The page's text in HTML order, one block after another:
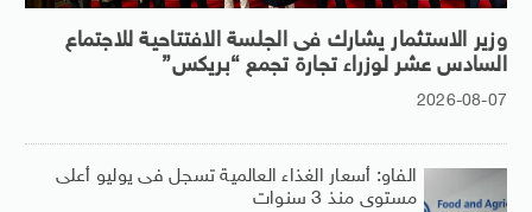
وزير الاستثمار يشارك فى الجلسة الافتتاحية للاجتماع
السادس عشر لوزراء تجارة تجمع “بريكس”
2026-08-07
الفاو: أسعار الغذاء العالمية تسجل فى يوليو أعلى
مستوى منذ 3 سنوات